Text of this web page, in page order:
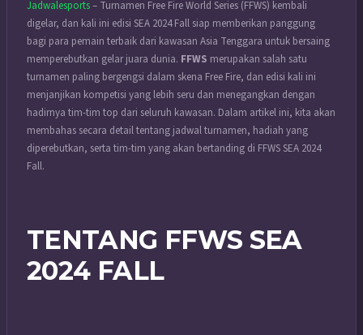
Jadwalesports– Turnamen Free Fire World Series (FFWS) kembali
digelar, dan kali ini edisi SEA 2024 Fall siap memberikan panggung
bagi para pemain terbaik dari kawasan Asia Tenggara untuk bersaing
memperebutkan gelar juara dunia. FFWS merupakan salah satu
turnamen paling bergengsi dalam skena Free Fire, dan edisi kali ini
menjanjikan kompetisi yang lebih seru dan menegangkan dengan
hadirnya tim-tim top dari seluruh kawasan. Dalam artikel ini, kita akan
membahas secara detail tentang jadwal turnamen, hadiah yang
diperebutkan, serta tim-tim yang akan bertanding di FFWS SEA 2024
Fall.
TENTANG FFWS SEA
2024 FALL